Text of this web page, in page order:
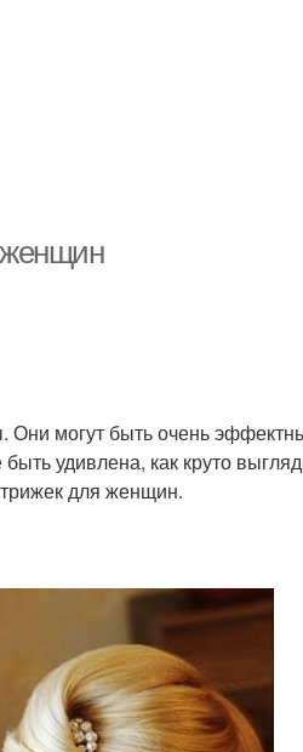
женщин
Они могут быть очень
удивлена, как круто
для женщин.